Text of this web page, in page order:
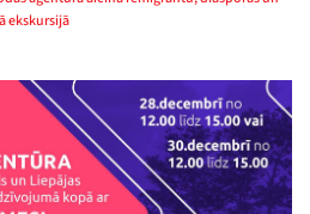
ekskursijā